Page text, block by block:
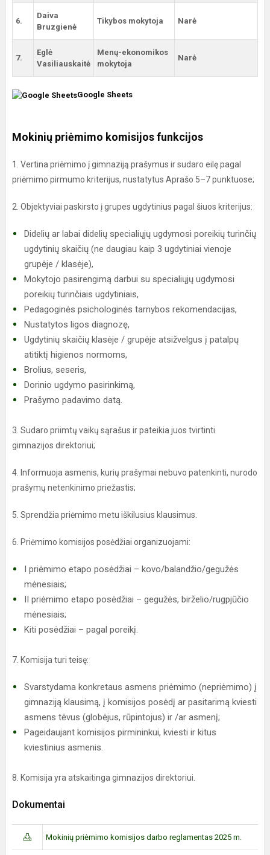
6.
Daiva
Bruzgienė
Tikybos mokytoja Narė
7.
Eglė
Vasiliauskaitė
Menų-ekonomikos
mokytoja
Narė
Google Sheets
Mokinių priėmimo komisijos funkcijos
1. Vertina priėmimo į gimnaziją prašymus ir sudaro eilę pagal
priėmimo pirmumo kriterijus, nustatytus Aprašo 5–7 punktuose;
2. Objektyviai paskirsto į grupes ugdytinius pagal šiuos kriterijus:
Didelių ar labai didelių specialiųjų ugdymosi poreikių turinčių
ugdytinių skaičių (ne daugiau kaip 3 ugdytiniai vienoje
grupėje / klasėje),
Mokytojo pasirengimą darbui su specialiųjų ugdymosi
poreikių turinčiais ugdytiniais,
Pedagoginės psichologinės tarnybos rekomendacijas,
Nustatytos ligos diagnozę,
Ugdytinių skaičių klasėje / grupėje atsižvelgus į patalpų
atitiktį higienos normoms,
Brolius, seseris,
Dorinio ugdymo pasirinkimą,
Prašymo padavimo datą.
3. Sudaro priimtų vaikų sąrašus ir pateikia juos tvirtinti
gimnazijos direktoriui;
4. Informuoja asmenis, kurių prašymai nebuvo patenkinti, nurodo
prašymų netenkinimo priežastis;
5. Sprendžia priėmimo metu iškilusius klausimus.
6. Priėmimo komisijos posėdžiai organizuojami:
I priėmimo etapo posėdžiai – kovo/balandžio/gegužės
mėnesiais;
II priėmimo etapo posėdžiai – gegužės, birželio/rugpjūčio
mėnesiais;
Kiti posėdžiai – pagal poreikį.
7. Komisija turi teisę:
Svarstydama konkretaus asmens priėmimo (nepriėmimo) į
gimnaziją klausimą, į komisijos posėdį ar pasitarimą kviesti
asmens tėvus (globėjus, rūpintojus) ir /ar asmenį;
Pageidaujant komisijos pirmininkui, kviesti ir kitus
kviestinius asmenis.
8. Komisija yra atskaitinga gimnazijos direktoriui.
Dokumentai
Mokinių priėmimo komisijos darbo reglamentas 2025 m.